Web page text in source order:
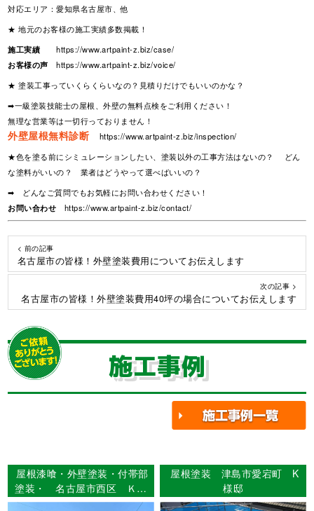
対応エリア：愛知県名古屋市、他
★ 地元のお客様の施工実績多数掲載！
施工実績
https://www.artpaint-z.biz/case/
お客様の声
https://www.artpaint-z.biz/voice/
★ 塗装工事っていくらくらいなの？見積りだけでもいいのかな？
➡一級塗装技能士の屋根、外壁の無料点検をご利用ください！
無理な営業等は一切行っておりません！
外壁屋根無料診断
https://www.artpaint-z.biz/inspection/
★色を塗る前にシミュレーションしたい、塗装以外の工事方法はないの？ どん
な塗料がいいの？ 業者はどうやって選べばいいの？
➡ どんなご質問でもお気軽にお問い合わせください！
お問い合わせ
https://www.artpaint-z.biz/contact/
< 前の記事
名古屋市の皆様！外壁塗装費用についてお伝えします
次の記事 >
名古屋市の皆様！外壁塗装費用40坪の場合についてお伝えします
施工事例
屋根漆喰・外壁塗装・付帯部
塗装・ 名古屋市西区 Ｋ様
邸
屋根塗装 津島市愛宕町 K
様邸